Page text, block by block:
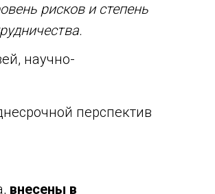
рисков и степень
научно-
перспектив
внесены в